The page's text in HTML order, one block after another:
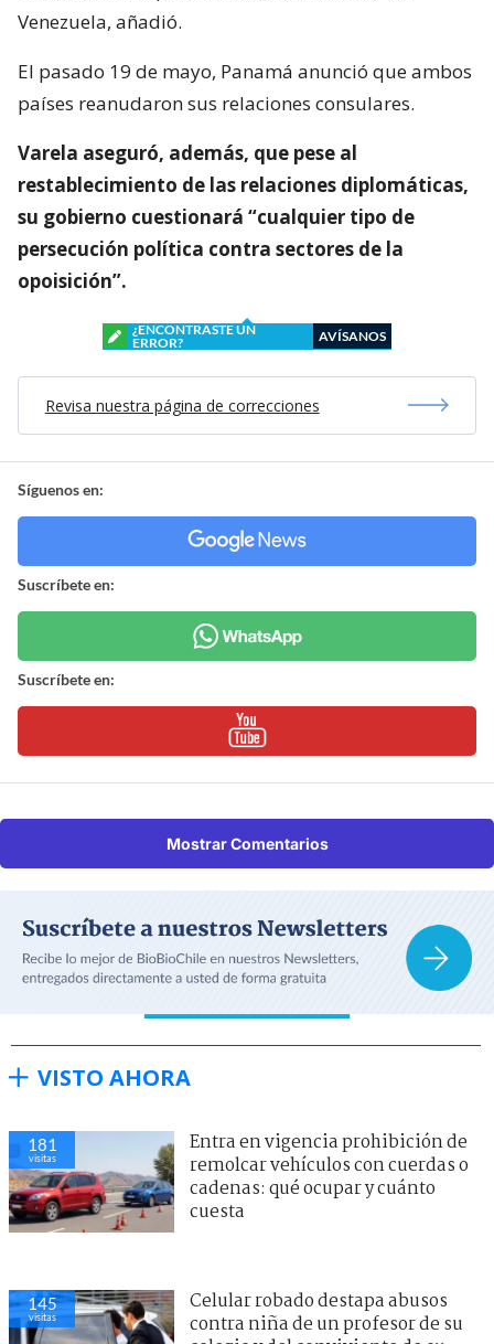
Venezuela, añadió.
El pasado 19 de mayo, Panamá anunció que ambos
países reanudaron sus relaciones consulares.
Varela aseguró, además, que pese al
restablecimiento de las relaciones diplomáticas,
su gobierno cuestionará “cualquier tipo de
persecución política contra sectores de la
opoisición”.
¿ENCONTRASTE UN
ERROR?
AVÍSANOS
Revisa nuestra página de correcciones
Síguenos en:
Suscríbete en:
Suscríbete en:
Mostrar Comentarios
VISTO AHORA
181
visitas
Entra en vigencia prohibición de
remolcar vehículos con cuerdas o
cadenas: qué ocupar y cuánto
cuesta
145
visitas
Celular robado destapa abusos
contra niña de un profesor de su